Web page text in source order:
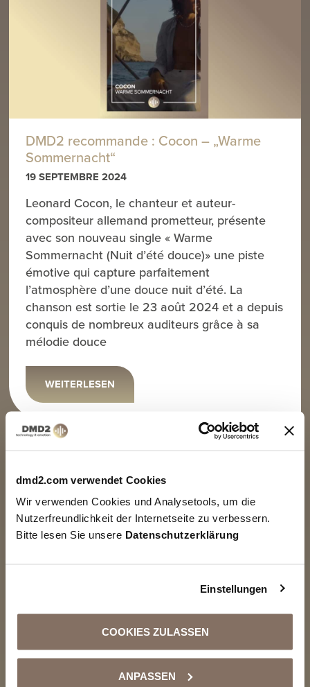
dmd2.com verwendet Cookies
Wir verwenden Cookies und Analysetools, um die
Nutzerfreundlichkeit der Internetseite zu verbessern.
Bitte lesen Sie unsere Datenschutzerklärung
Einstellungen
COOKIES ZULASSEN
ANPASSEN
DMD2 recommande : Cocon – „Warme
Sommernacht“
19 SEPTEMBRE 2024
Leonard Cocon, le chanteur et auteur-
compositeur allemand prometteur, présente
avec son nouveau single « Warme
Sommernacht (Nuit d’été douce)» une piste
émotive qui capture parfaitement
l’atmosphère d’une douce nuit d’été. La
chanson est sortie le 23 août 2024 et a depuis
conquis de nombreux auditeurs grâce à sa
mélodie douce
WEITERLESEN
DMD2 recommande : Tones and I – «
Dance with Me »